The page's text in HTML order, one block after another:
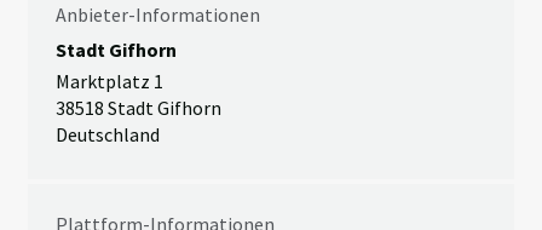
Anbieter-Informationen
Stadt Gifhorn
Marktplatz 1
38518 Stadt Gifhorn
Deutschland
Plattform-Informationen